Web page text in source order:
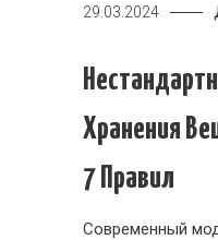
29.03.2024
Хранения
7 Правил
Современный